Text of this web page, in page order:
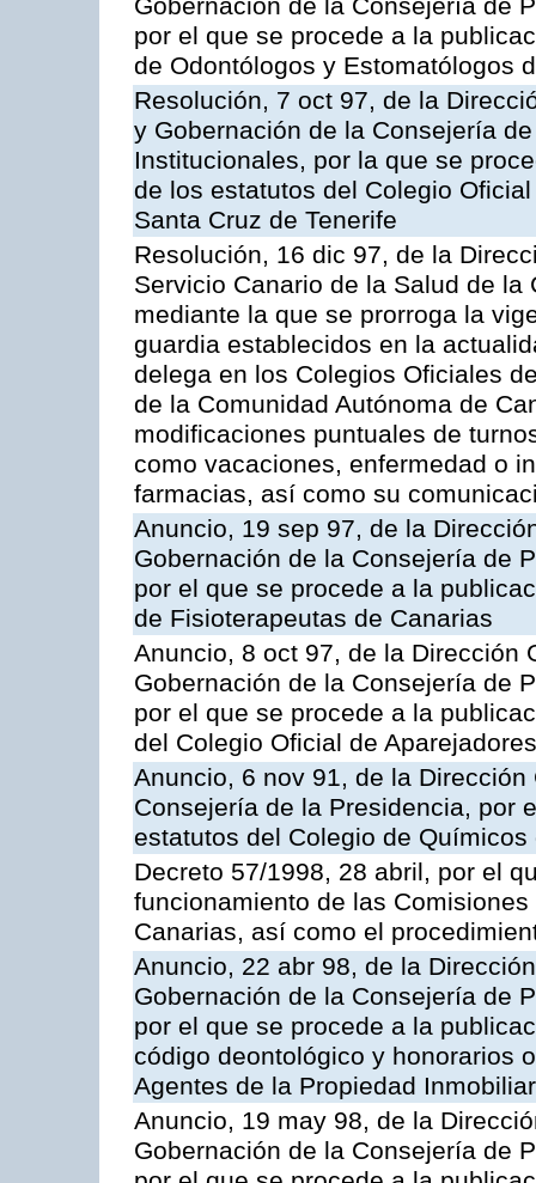
Gobernación de la Consejería de
por el que se procede a la
de Odontólogos y Estomatólogos
Resolución, 7 oct 97, de la
y Gobernación de la Consejería
Institucionales, por la que se
de los estatutos del Colegio
Santa Cruz de Tenerife
Resolución, 16 dic 97, de la
Servicio Canario de la Salud de
mediante la que se prorroga la
guardia establecidos en la
delega en los Colegios Oficiales
de la Comunidad Autónoma de
modificaciones puntuales de
como vacaciones, enfermedad o
farmacias, así como su
Anuncio, 19 sep 97, de la
Gobernación de la Consejería de
por el que se procede a la
de Fisioterapeutas de Canarias
Anuncio, 8 oct 97, de la Dirección
Gobernación de la Consejería de
por el que se procede a la
del Colegio Oficial de
Anuncio, 6 nov 91, de la
Consejería de la Presidencia, por
estatutos del Colegio de Químicos
Decreto 57/1998, 28 abril, por el
funcionamiento de las
Canarias, así como el
Anuncio, 22 abr 98, de la
Gobernación de la Consejería de
por el que se procede a la
código deontológico y honorarios
Agentes de la Propiedad
Anuncio, 19 may 98, de la
Gobernación de la Consejería de